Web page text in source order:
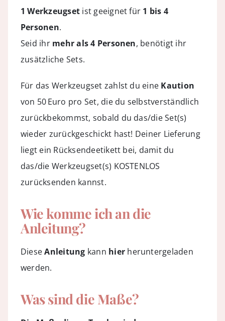
1 Werkzeugset ist geeignet für 1 bis 4
Personen.
Seid ihr mehr als 4 Personen, benötigt ihr
zusätzliche Sets.
Für das Werkzeugset zahlst du eine Kaution
von 50 Euro pro Set, die du selbstverständlich
zurückbekommst, sobald du das/die Set(s)
wieder zurückgeschickt hast! Deiner Lieferung
liegt ein Rücksendeetikett bei, damit du
das/die Werkzeugset(s) KOSTENLOS
zurücksenden kannst.
Wie komme ich an die
Anleitung?
DieseAnleitung kann hier heruntergeladen
werden.
Was sind die Maße?